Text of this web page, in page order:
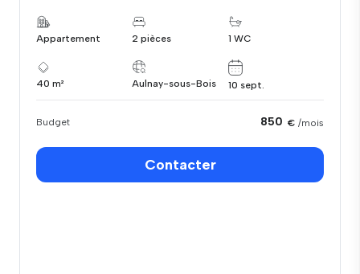
Appartement 2 pièces 1 WC
40 m² Aulnay-sous-Bois 10 sept.
Budget 850 € /mois
Contacter